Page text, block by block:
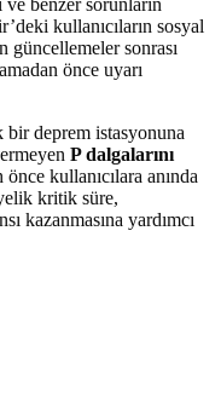
kullanıcıların sosyal
güncellemeler sonrası
önce uyarı
deprem istasyonuna
P dalgalarını
önce kullanıcılara anında
kritik süre,
kazanmasına yardımcı